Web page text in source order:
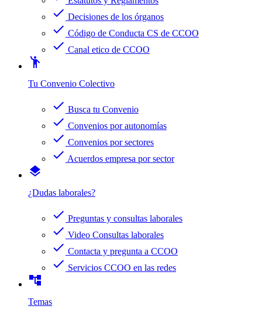
check Decisiones de los órganos
check Código de Conducta CS de CCOO
check Canal etico de CCOO
emoji_people
Tu Convenio Colectivo
check Busca tu Convenio
check Convenios por autonomías
check Convenios por sectores
check Acuerdos empresa por sector
layers
¿Dudas laborales?
check Preguntas y consultas laborales
check Video Consultas laborales
check Contacta y pregunta a CCOO
check Servicios CCOO en las redes
account_tree
Temas